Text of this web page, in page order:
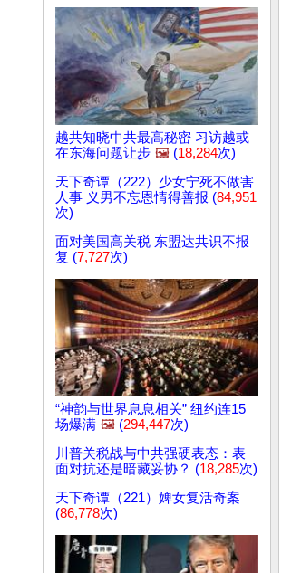
越共知晓中共最高秘密 习访越或
在东海问题让步 🖼️ (18,284次)
天下奇谭（222）少女宁死不做害
人事 义男不忘恩情得善报 (84,951
次)
面对美国高关税 东盟达共识不报
复 (7,727次)
“神韵与世界息息相关” 纽约连15
场爆满 🖼️ (294,447次)
川普关税战与中共强硬表态：表
面对抗还是暗藏妥协？ (18,285次)
天下奇谭（221）婢女复活奇案
(86,778次)